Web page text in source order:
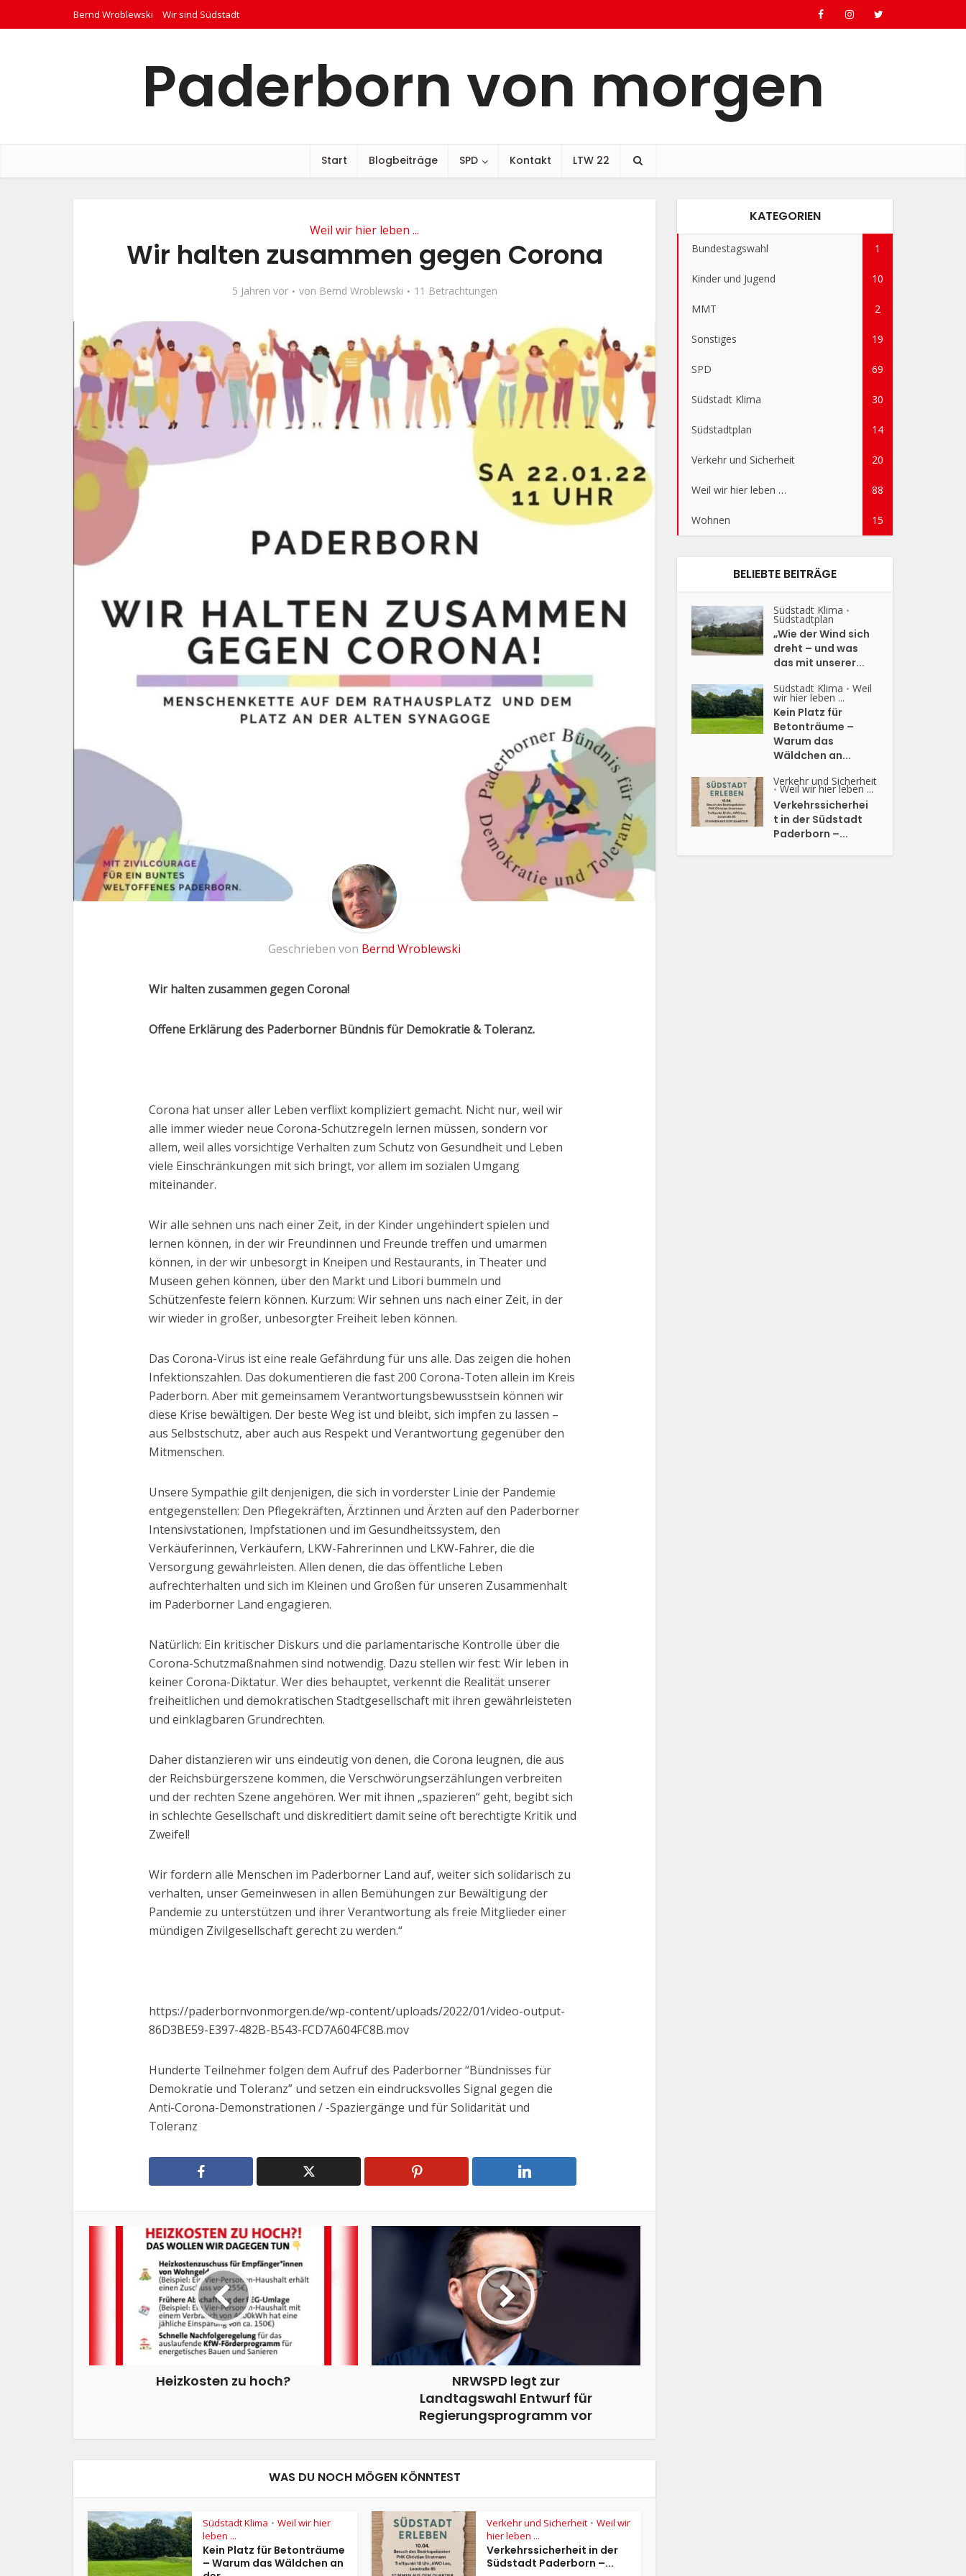
Bernd Wroblewski Wir sind Südstadt
Paderborn von morgen
Start Blogbeiträge SPD Kontakt LTW 22
Weil wir hier leben ...
Wir halten zusammen gegen Corona
5 Jahren vor von Bernd Wroblewski 11 Betrachtungen
Geschrieben von Bernd Wroblewski
Wir halten zusammen gegen Corona!
Offene Erklärung des Paderborner Bündnis für Demokratie & Toleranz.
Corona hat unser aller Leben verflixt kompliziert gemacht. Nicht nur, weil wir
alle immer wieder neue Corona-Schutzregeln lernen müssen, sondern vor
allem, weil alles vorsichtige Verhalten zum Schutz von Gesundheit und Leben
viele Einschränkungen mit sich bringt, vor allem im sozialen Umgang
miteinander.
Wir alle sehnen uns nach einer Zeit, in der Kinder ungehindert spielen und
lernen können, in der wir Freundinnen und Freunde treffen und umarmen
können, in der wir unbesorgt in Kneipen und Restaurants, in Theater und
Museen gehen können, über den Markt und Libori bummeln und
Schützenfeste feiern können. Kurzum: Wir sehnen uns nach einer Zeit, in der
wir wieder in großer, unbesorgter Freiheit leben können.
Das Corona-Virus ist eine reale Gefährdung für uns alle. Das zeigen die hohen
Infektionszahlen. Das dokumentieren die fast 200 Corona-Toten allein im Kreis
Paderborn. Aber mit gemeinsamem Verantwortungsbewusstsein können wir
diese Krise bewältigen. Der beste Weg ist und bleibt, sich impfen zu lassen –
aus Selbstschutz, aber auch aus Respekt und Verantwortung gegenüber den
Mitmenschen.
Unsere Sympathie gilt denjenigen, die sich in vorderster Linie der Pandemie
entgegenstellen: Den Pflegekräften, Ärztinnen und Ärzten auf den Paderborner
Intensivstationen, Impfstationen und im Gesundheitssystem, den
Verkäuferinnen, Verkäufern, LKW-Fahrerinnen und LKW-Fahrer, die die
Versorgung gewährleisten. Allen denen, die das öffentliche Leben
aufrechterhalten und sich im Kleinen und Großen für unseren Zusammenhalt
im Paderborner Land engagieren.
Natürlich: Ein kritischer Diskurs und die parlamentarische Kontrolle über die
Corona-Schutzmaßnahmen sind notwendig. Dazu stellen wir fest: Wir leben in
keiner Corona-Diktatur. Wer dies behauptet, verkennt die Realität unserer
freiheitlichen und demokratischen Stadtgesellschaft mit ihren gewährleisteten
und einklagbaren Grundrechten.
Daher distanzieren wir uns eindeutig von denen, die Corona leugnen, die aus
der Reichsbürgerszene kommen, die Verschwörungserzählungen verbreiten
und der rechten Szene angehören. Wer mit ihnen „spazieren“ geht, begibt sich
in schlechte Gesellschaft und diskreditiert damit seine oft berechtigte Kritik und
Zweifel!
Wir fordern alle Menschen im Paderborner Land auf, weiter sich solidarisch zu
verhalten, unser Gemeinwesen in allen Bemühungen zur Bewältigung der
Pandemie zu unterstützen und ihrer Verantwortung als freie Mitglieder einer
mündigen Zivilgesellschaft gerecht zu werden.“
https://paderbornvonmorgen.de/wp-content/uploads/2022/01/video-output-
86D3BE59-E397-482B-B543-FCD7A604FC8B.mov
Hunderte Teilnehmer folgen dem Aufruf des Paderborner “Bündnisses für
Demokratie und Toleranz” und setzen ein eindrucksvolles Signal gegen die
Anti-Corona-Demonstrationen / -Spaziergänge und für Solidarität und
Toleranz
Heizkosten zu hoch?
NRWSPD legt zur
Landtagswahl Entwurf für
Regierungsprogramm vor
WAS DU NOCH MÖGEN KÖNNTEST
Südstadt Klima • Weil wir hier
leben ...
Kein Platz für Betonträume
– Warum das Wäldchen an
Verkehr und Sicherheit • Weil wir
hier leben ...
Verkehrssicherheit in der
Südstadt Paderborn –...
KATEGORIEN
Bundestagswahl 1
Kinder und Jugend 10
MMT 2
Sonstiges 19
SPD 69
Südstadt Klima 30
Südstadtplan 14
Verkehr und Sicherheit 20
Weil wir hier leben … 88
Wohnen 15
BELIEBTE BEITRÄGE
Südstadt Klima •
Südstadtplan
„Wie der Wind sich
dreht – und was
das mit unserer...
Südstadt Klima • Weil
wir hier leben ...
Kein Platz für
Betonträume –
Warum das
Wäldchen an...
Verkehr und Sicherheit
• Weil wir hier leben ...
Verkehrssicherhei
t in der Südstadt
Paderborn –...